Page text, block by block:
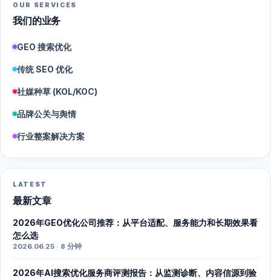
OUR SERVICES
我们的业务
GEO 搜索优化
传统 SEO 优化
社媒种草 (KOL/KOC)
品牌公关与舆情
行业整案解决方案
LATEST
最新文章
2026年GEO优化公司推荐：从平台适配、服务能力和长期效果看
怎么选
2026.06.25 · 8 分钟
2026年AI搜索优化服务商评测报告：从监测诊断、内容信源到验